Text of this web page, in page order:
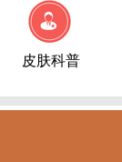
皮肤科普